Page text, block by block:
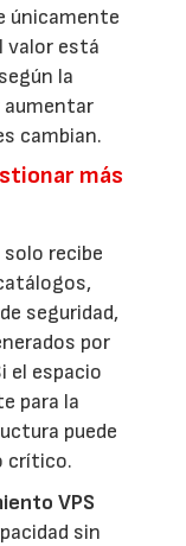
únicamente
valor está
la
aumentar
cambian.
más
recibe
seguridad,
por
el espacio
para la
puede
crítico.
VPS
sin